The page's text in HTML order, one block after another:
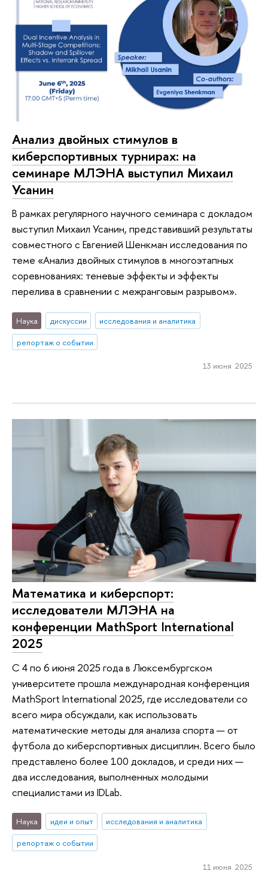
Анализ двойных стимулов в
киберспортивных турнирах: на
семинаре МЛЭНА выступил Михаил
Усанин
В рамках регулярного научного семинара с докладом
выступил Михаил Усанин, представивший результаты
совместного с Евгенией Шенкман исследования по
теме «Анализ двойных стимулов в многоэтапных
соревнованиях: теневые эффекты и эффекты
перелива в сравнении с межранговым разрывом».
Наука дискуссии
исследования и аналитика
репортаж о событии
13 июня 2025
Математика и киберспорт:
исследователи МЛЭНА на
конференции MathSport International
2025
С 4 по 6 июня 2025 года в Люксембургском
университете прошла международная конференция
MathSport International 2025, где исследователи со
всего мира обсуждали, как использовать
математические методы для анализа спорта — от
футбола до киберспортивных дисциплин. Всего было
представлено более 100 докладов, и среди них —
два исследования, выполненных молодыми
специалистами из IDLab.
Наука идеи и опыт
исследования и аналитика
репортаж о событии
11 июня 2025